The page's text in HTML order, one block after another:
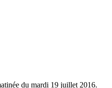
du mardi 19 juillet 2016.